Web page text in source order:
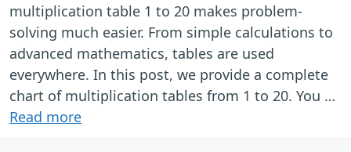
multiplication table 1 to 20 makes problem-
solving much easier. From simple calculations to
advanced mathematics, tables are used
everywhere. In this post, we provide a complete
chart of multiplication tables from 1 to 20. You …
Read more